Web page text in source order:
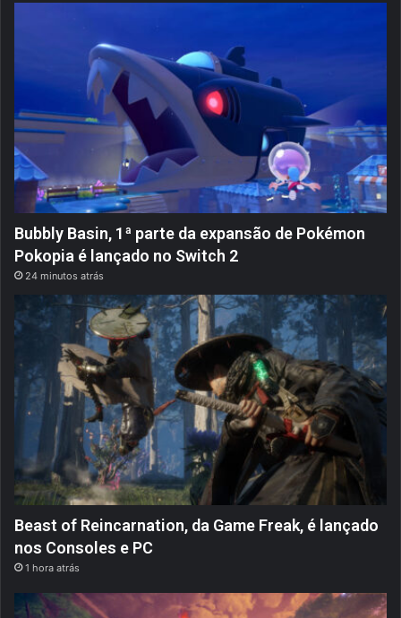
2
!
Bubbly Basin, 1ª parte da expansão de Pokémon
Pokopia é lançado no Switch 2
24 minutos atrás
Beast of Reincarnation, da Game Freak, é lançado
nos Consoles e PC
1 hora atrás